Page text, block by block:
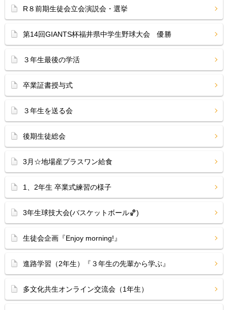
R８前期生徒会立会演説会・選挙
第14回GIANTS杯福井県中学生野球大会 優勝
３年生最後の学活
卒業証書授与式
３年生を送る会
後期生徒総会
3月☆地場産プラスワン給食
1、2年生 卒業式練習の様子
3年生球技大会(バスケットボール🏀)
生徒会企画『Enjoy morning!』
進路学習（2年生）『３年生の先輩から学ぶ』
多文化共生オンライン交流会（1年生）